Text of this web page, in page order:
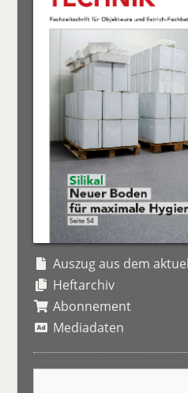
Auszug aus dem
Heftarchiv
Abonnement
Mediadaten